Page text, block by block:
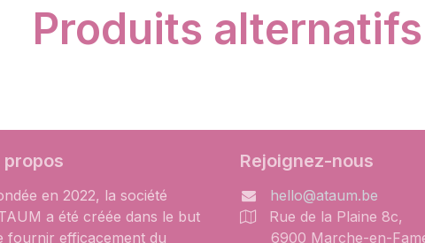
Produits alternatifs
propos
en 2022, la société
a été créée dans le but
fournir efficacement du
Rejoignez-nous
hello@ataum.be
Rue de la Plaine 8c,
6900 Marche-en-